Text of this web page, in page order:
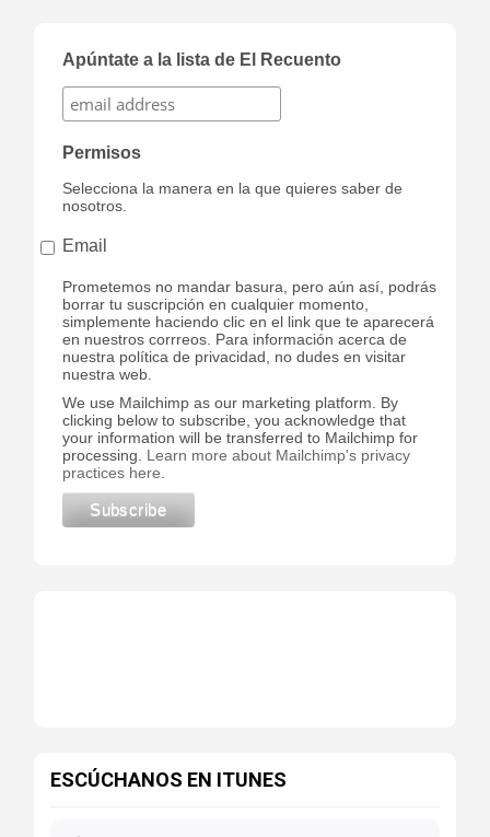
Apúntate a la lista de El Recuento
Permisos
Selecciona la manera en la que quieres saber de
nosotros.
Email
Prometemos no mandar basura, pero aún así, podrás
borrar tu suscripción en cualquier momento,
simplemente haciendo clic en el link que te aparecerá
en nuestros corrreos. Para información acerca de
nuestra política de privacidad, no dudes en visitar
nuestra web.
We use Mailchimp as our marketing platform. By
clicking below to subscribe, you acknowledge that
your information will be transferred to Mailchimp for
processing. Learn more about Mailchimp's privacy
practices here.
ESCÚCHANOS EN ITUNES